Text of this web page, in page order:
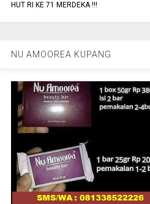
HUT RI KE 71 MERDEKA !!!
NU AMOOREA KUPANG